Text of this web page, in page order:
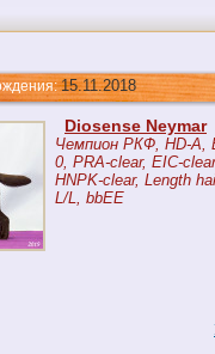
15.11.2018
Diosense Neymar
Чемпион РКФ, HD-A,
0, PRA-clear, EIC-
HNPK-clear, Length
L/L, bbEE